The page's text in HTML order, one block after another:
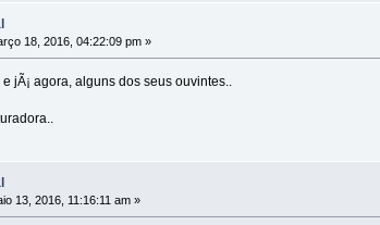
18, 2016, 04:22:09 pm »
e jÃ¡ agora, alguns dos seus ouvintes..
13, 2016, 11:16:11 am »